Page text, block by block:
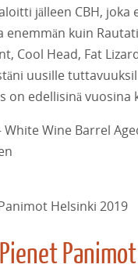
jälleen CBH,
enemmän kuin
Cool Head, Fat
uusille
on edellisinä vuosina
Wine Barrel
Helsinki 2019